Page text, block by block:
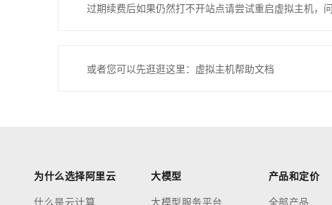
过期续费后如果仍然打不开站点请尝试重启虚拟主机，
或者您可以先逛逛这里：虚拟主机帮助文档